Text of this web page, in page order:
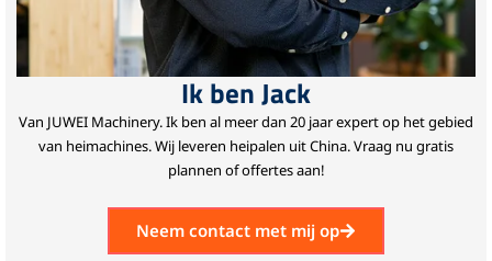
Ik ben Jack
Van JUWEI Machinery.Ik ben al meer dan 20 jaar expert op het gebied
van heimachines.Wij leveren heipalen uit China.Vraag nu gratis
plannen of offertes aan!
Neem contact met mij op